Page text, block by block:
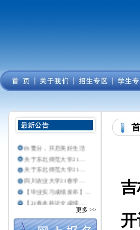
白鹭分，开启美好生活
关于东北师范大学21…
关于东北师范大学21…
四川农业大学21春学…
【毕业实习成绩发布】…
【21春本科论文成绩…
关于西北工业大学20…
重要：关于公示东北师…
更多 >>